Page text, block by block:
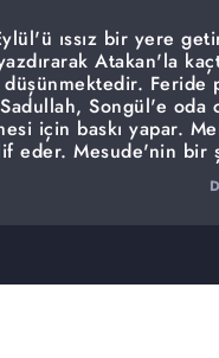
ıssız bir yere
Atakan'la
düşünmektedir.
Songül'e
için baskı yapar.
eder. Mesude'nin bir
kimsenin
kurtulmak için bir